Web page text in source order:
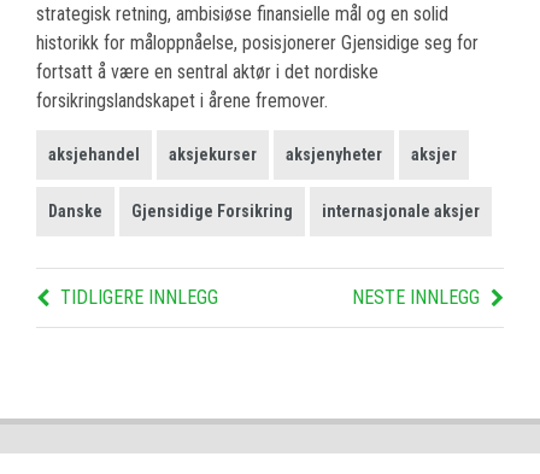
strategisk retning, ambisiøse finansielle mål og en solid
historikk for måloppnåelse, posisjonerer Gjensidige seg for
fortsatt å være en sentral aktør i det nordiske
forsikringslandskapet i årene fremover.
aksjehandel aksjekurser aksjenyheter aksjer
Danske Gjensidige Forsikring internasjonale aksjer
TIDLIGERE INNLEGG NESTE INNLEGG